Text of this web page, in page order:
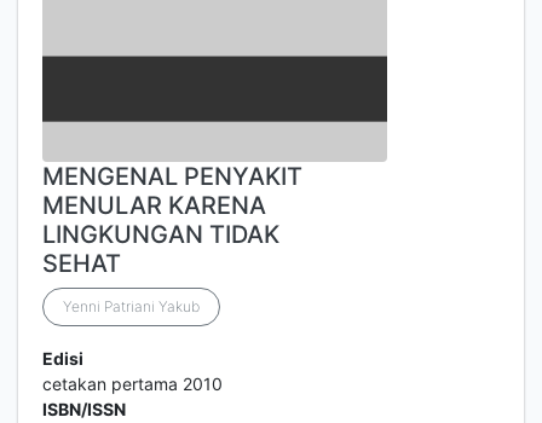
MENGENAL PENYAKIT
MENULAR KARENA
LINGKUNGAN TIDAK
SEHAT
Yenni Patriani Yakub
Edisi
cetakan pertama 2010
ISBN/ISSN